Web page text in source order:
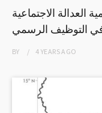
العدالة الاجتماعية
التوظيف الرسمي
BY 4 YEARSAGO